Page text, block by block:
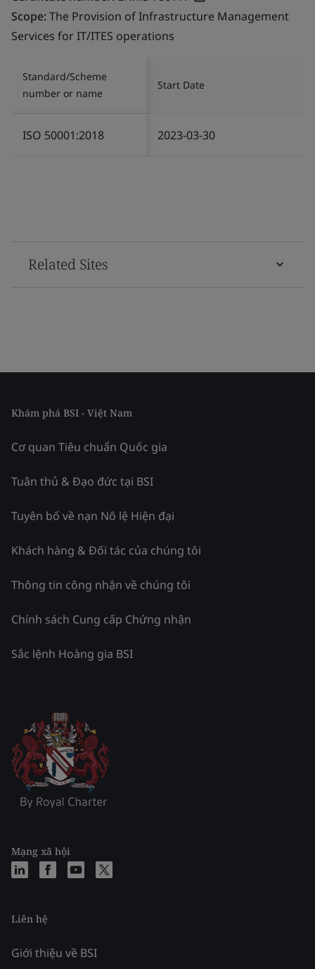
Scope:The Provision of Infrastructure Management
Services for IT/ITES operations
Standard/Scheme
number or name
Start Date
ISO 50001:2018 2023-03-30
Related Sites
Khám phá BSI - Việt Nam
Cơ quan Tiêu chuẩn Quốc gia
Tuân thủ & Đạo đức tại BSI
Tuyên bố về nạn Nô lệ Hiện đại
Khách hàng & Đối tác của chúng tôi
Thông tin công nhận về chúng tôi
Chính sách Cung cấp Chứng nhận
Sắc lệnh Hoàng gia BSI
Mạng xã hội
Liên hệ
Giới thiệu về BSI